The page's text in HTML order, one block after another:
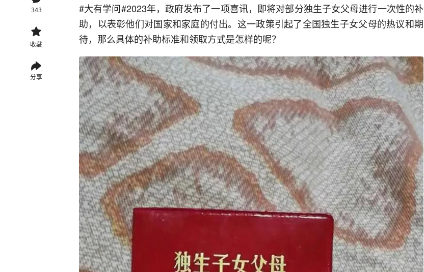
343
收藏
分享
#大有学问#2023年，政府发布了一项喜讯，即将对部分独生子女父母进行一次性的补
助，以表彰他们对国家和家庭的付出。这一政策引起了全国独生子女父母的热议和期
待，那么具体的补助标准和领取方式是怎样的呢？